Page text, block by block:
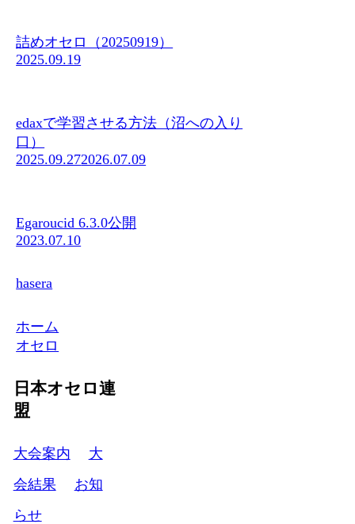
詰めオセロ（20250919）
2025.09.19
edaxで学習させる方法（沼への入り
口）
2025.09.272026.07.09
Egaroucid 6.3.0公開
2023.07.10
hasera
ホーム
オセロ
日本オセロ連
盟
大会案内
大
会結果
お知
らせ